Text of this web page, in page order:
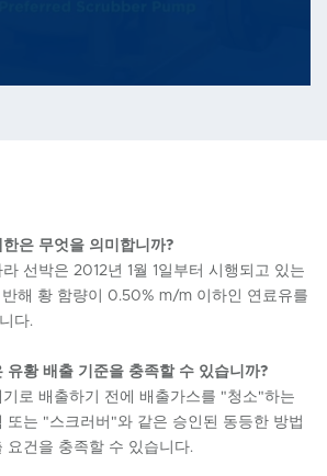
은 무엇을 의미합니까?
선박은 2012년 1월 1일부터 시행되고 있는
해 황 함량이 0.50% m/m 이하인 연료유를
다.
유황 배출 기준을 충족할 수 있습니까?
로 배출하기 전에 배출가스를 "청소"하는
또는 "스크러버"와 같은 승인된 동등한 방법
요건을 충족할 수 있습니다.